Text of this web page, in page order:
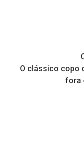
O clássico copo
fora